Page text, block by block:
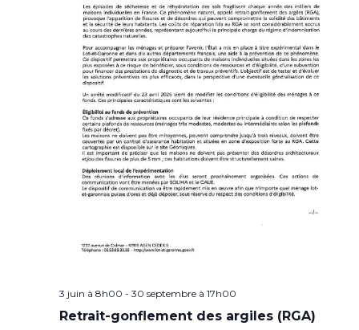
3 juin à 8h00 - 30 septembre à 17h00
Retrait-gonflement des argiles (RGA)